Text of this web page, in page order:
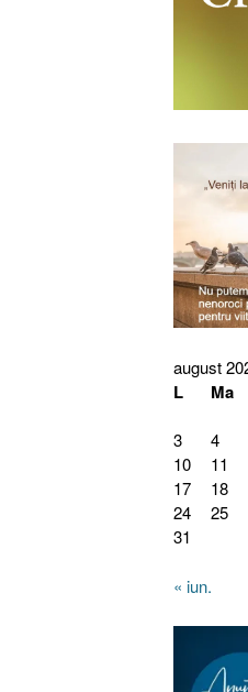
august
L Ma
3
4
10
11
17
18
24
25
31
« iun.